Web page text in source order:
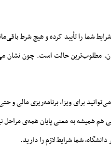
شما را تأیید کرده و هیچ شرط
مطلوب‌ترین حالت است. چون نشان
برای ویزا، برنامه‌ریزی مالی و
هم همیشه به معنی پایان همه‌ی
شما شرایط لازم را دارید.